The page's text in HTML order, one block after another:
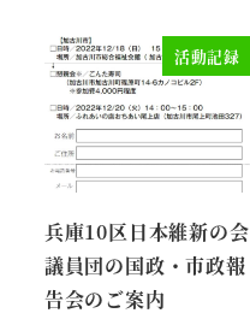
活動記録
兵庫10区日本維新の会
議員団の国政・市政報
告会のご案内